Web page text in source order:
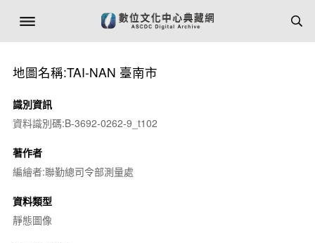
地圖名稱:TAI-NAN 臺南市
識別資訊
資料識別碼:B-3692-0262-9_t102
著作者
編繪者:聯勤總司令部測量處
資料類型
靜態圖像